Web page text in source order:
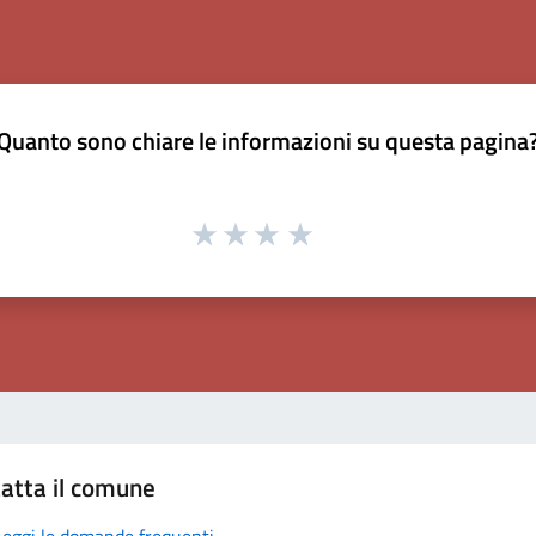
sono chiare le informazioni su questa
il comune